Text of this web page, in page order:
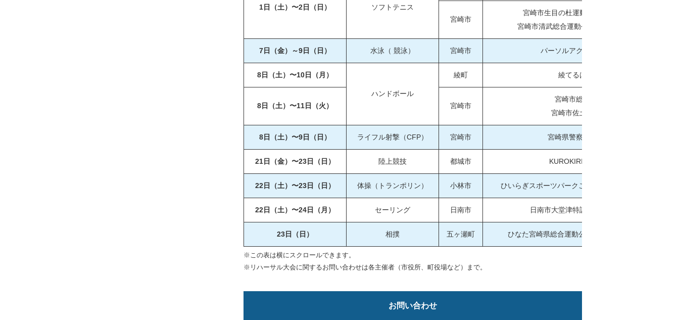
1日（土）〜2日（日） ソフトテニス
宮崎市
宮崎市生目の杜運動公園テニスコート
宮崎市清武総合運動公園第2テニスコート
7日（金）～9日（日） 水泳（ 競泳） 宮崎市 パーソルアクアパーク宮崎
8日（土）〜10日（月）
ハンドボール
綾町 綾てるはドーム
8日（土）〜11日（火） 宮崎市
宮崎市総合体育館
宮崎市佐土原体育館
8日（土）〜9日（日） ライフル射撃（CFP） 宮崎市 宮崎県警察学校射撃場
21日（金）〜23日（日） 陸上競技 都城市 KUROKIRI STADIUM
22日（土）〜23日（日） 体操（トランポリン） 小林市 ひいらぎスポーツパークこばやし ひいらぎアリーナ
22日（土）〜24日（月） セーリング 日南市 日南市大堂津特設セーリング会場
23日（日） 相撲 五ヶ瀬町 ひなた宮崎県総合運動公園ひなた武道館 相撲場
※この表は横にスクロールできます。
※リハーサル大会に関するお問い合わせは各主催者（市役所、町役場など）まで。
お問い合わせ